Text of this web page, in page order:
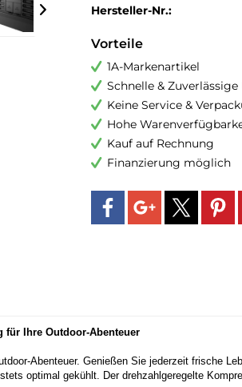
Hersteller-Nr.:
Vorteile
1A-Markenartikel
Schnelle &
Keine Service &
Hohe
Kauf auf Rechnung
Finanzierung möglich
für Ihre Outdoor-Abenteuer
Abenteuer. Genießen Sie jederzeit frische
optimal gekühlt. Der drehzahlgeregelte